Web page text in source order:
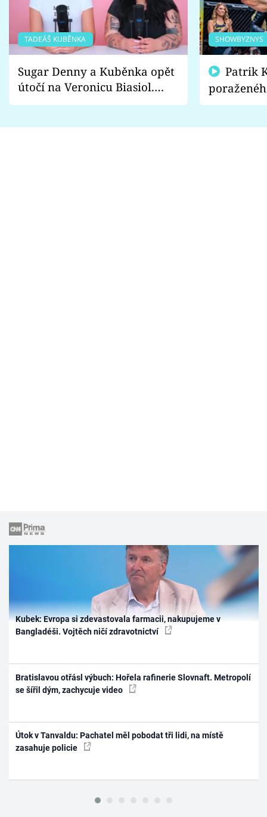
TADEÁŠ KUBĚNKA
Sugar Denny a Kuběnka opět
útočí na Veronicu Biasiol.
Proč je podle nich falešná a
SHOWBYZNYS
fanoušci
Kubek: Evropa si zdevastovala farmacii, nakupujeme v
Bangladéši. Vojtěch ničí zdravotnictví
Bratislavou otřásl výbuch: Hořela rafinerie Slovnaft. Metropolí
se šířil dým, zachycuje video
Útok v Tanvaldu: Pachatel měl pobodat tři lidi, na místě
zasahuje policie